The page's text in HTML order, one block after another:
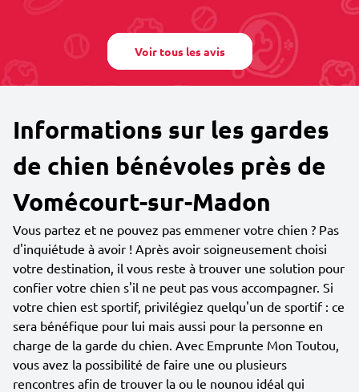
Voir tous les avis
Informations sur les gardes
de chien bénévoles près de
Vomécourt-sur-Madon
Vous partez et ne pouvez pas emmener votre chien ? Pas
d'inquiétude à avoir ! Après avoir soigneusement choisi
votre destination, il vous reste à trouver une solution pour
confier votre chien s'il ne peut pas vous accompagner. Si
votre chien est sportif, privilégiez quelqu'un de sportif : ce
sera bénéfique pour lui mais aussi pour la personne en
charge de la garde du chien. Avec Emprunte Mon Toutou,
vous avez la possibilité de faire une ou plusieurs
rencontres afin de trouver la ou le nounou idéal qui